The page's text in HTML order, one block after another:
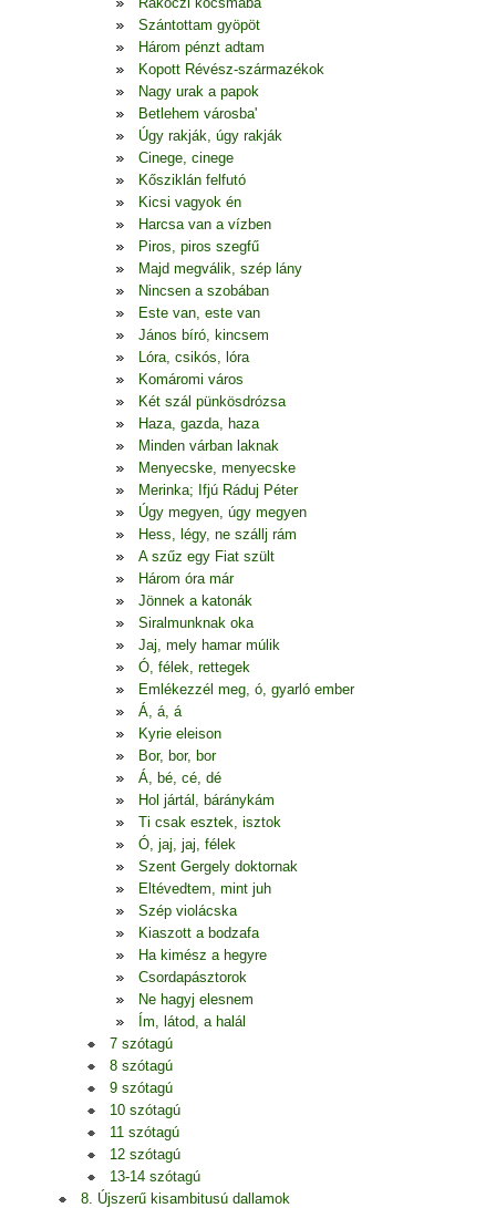
Szántottam gyöpöt
Három pénzt adtam
Kopott Révész-származékok
Nagy urak a papok
Betlehem városba'
Úgy rakják, úgy rakják
Cinege, cinege
Kősziklán felfutó
Kicsi vagyok én
Harcsa van a vízben
Piros, piros szegfű
Majd megválik, szép lány
Nincsen a szobában
Este van, este van
János bíró, kincsem
Lóra, csikós, lóra
Komáromi város
Két szál pünkösdrózsa
Haza, gazda, haza
Minden várban laknak
Menyecske, menyecske
Merinka; Ifjú Ráduj Péter
Úgy megyen, úgy megyen
Hess, légy, ne szállj rám
A szűz egy Fiat szült
Három óra már
Jönnek a katonák
Siralmunknak oka
Jaj, mely hamar múlik
Ó, félek, rettegek
Emlékezzél meg, ó, gyarló ember
Á, á, á
Kyrie eleison
Bor, bor, bor
Á, bé, cé, dé
Hol jártál, báránykám
Ti csak esztek, isztok
Ó, jaj, jaj, félek
Szent Gergely doktornak
Eltévedtem, mint juh
Szép violácska
Kiaszott a bodzafa
Ha kimész a hegyre
Csordapásztorok
Ne hagyj elesnem
Ím, látod, a halál
7 szótagú
8 szótagú
9 szótagú
10 szótagú
11 szótagú
12 szótagú
13-14 szótagú
8. Újszerű kisambitusú dallamok